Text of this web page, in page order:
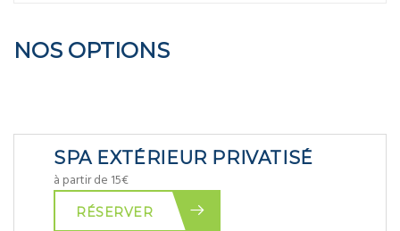
NOS OPTIONS
SPA EXTÉRIEUR PRIVATISÉ
à partir de 15€
RÉSERVER